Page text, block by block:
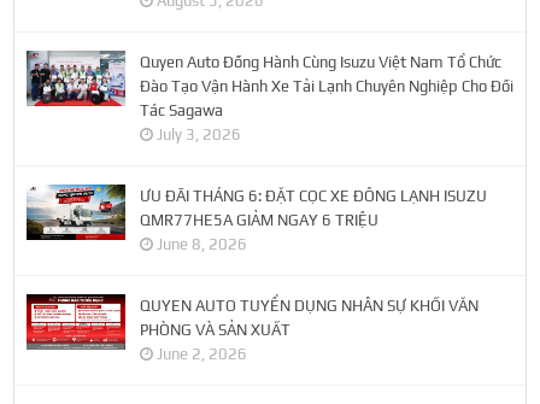
Quyen Auto Đồng Hành Cùng Isuzu Việt Nam Tổ Chức
Đào Tạo Vận Hành Xe Tải Lạnh Chuyên Nghiệp Cho Đối
Tác Sagawa
July 3, 2026
ƯU ĐÃI THÁNG 6: ĐẶT CỌC XE ĐÔNG LẠNH ISUZU
QMR77HE5A GIẢM NGAY 6 TRIỆU
June 8, 2026
QUYEN AUTO TUYỂN DỤNG NHÂN SỰ KHỐI VĂN
PHÒNG VÀ SẢN XUẤT
June 2, 2026